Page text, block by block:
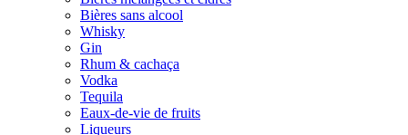
Bières sans alcool
Whisky
Gin
Rhum & cachaça
Vodka
Tequila
Eaux-de-vie de fruits
Liqueurs